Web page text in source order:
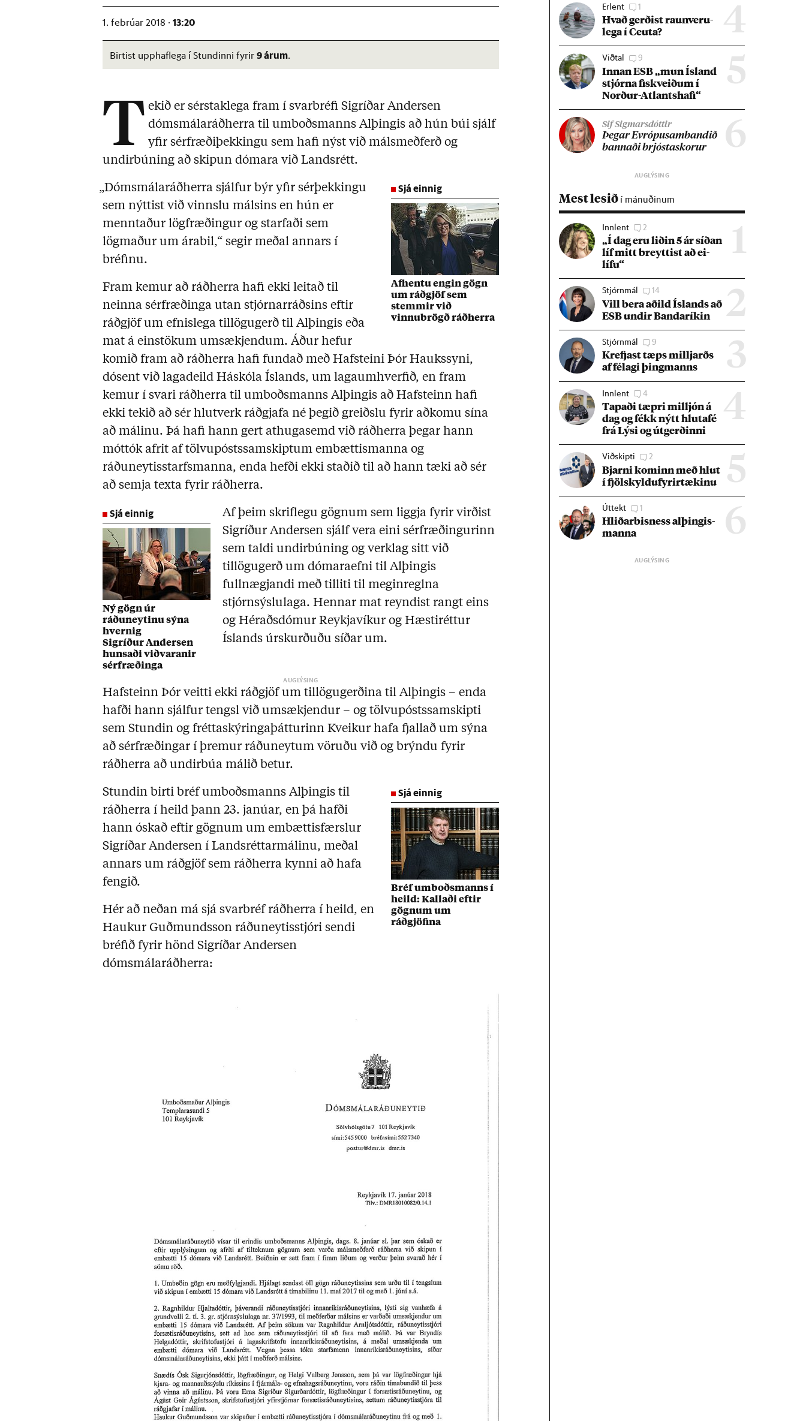
1. febrúar 2018 ·13:20
Birtist upphaflega í Stundinni fyrir9 árum.
T ekið er sérstaklega fram í svarbréfi Sigríðar Andersen
dómsmálaráðherra til umboðsmanns Alþingis að hún búi sjálf
yfir sérfræðiþekkingu sem hafi nýst við málsmeðferð og
undirbúning að skipun dómara við Landsrétt.
Sjá einnig
Afhentu engin gögn
um ráðgjöf sem
stemmir við
vinnubrögð ráðherra
„Dómsmálaráðherra sjálfur býr yfir sérþekkingu
sem nýttist við vinnslu málsins en hún er
menntaður lögfræðingur og starfaði sem
lögmaður um árabil,“ segir meðal annars í
bréfinu.
Fram kemur að ráðherra hafi ekki leitað til
neinna sérfræðinga utan stjórnarráðsins eftir
ráðgjöf um efnislega tillögugerð til Alþingis eða
mat á einstökum umsækjendum. Áður hefur
komið fram að ráðherra hafi fundað með Hafsteini Þór Haukssyni,
dósent við lagadeild Háskóla Íslands, um lagaumhverfið, en fram
kemur í svari ráðherra til umboðsmanns Alþingis að Hafsteinn hafi
ekki tekið að sér hlutverk ráðgjafa né þegið greiðslu fyrir aðkomu sína
að málinu. Þá hafi hann gert athugasemd við ráðherra þegar hann
móttók afrit af tölvupóstssamskiptum embættismanna og
ráðuneytisstarfsmanna, enda hefði ekki staðið til að hann tæki að sér
að semja texta fyrir ráðherra.
Sjá einnig
Ný gögn úr
ráðuneytinu sýna
hvernig
Sigríður Andersen
hunsaði viðvaranir
sérfræðinga
Af þeim skriflegu gögnum sem liggja fyrir virðist
Sigríður Andersen sjálf vera eini sérfræðingurinn
sem taldi undirbúning og verklag sitt við
tillögugerð um dómaraefni til Alþingis
fullnægjandi með tilliti til meginreglna
stjórnsýslulaga. Hennar mat reyndist rangt eins
og Héraðsdómur Reykjavíkur og Hæstiréttur
Íslands úrskurðuðu síðar um.
Hafsteinn Þór veitti ekki ráðgjöf um tillögugerðina til Alþingis – enda
hafði hann sjálfur tengsl við umsækjendur – og tölvupóstssamskipti
sem Stundin og fréttaskýringaþátturinn Kveikur hafa fjallað um sýna
að sérfræðingar í þremur ráðuneytum vöruðu við og brýndu fyrir
ráðherra að undirbúa málið betur.
Sjá einnig
Bréf umboðsmanns í
heild: Kallaði eftir
gögnum um
ráðgjöfina
Stundin birti bréf umboðsmanns Alþingis til
ráðherra í heild þann 23. janúar, en þá hafði
hann óskað eftir gögnum um embættisfærslur
Sigríðar Andersen í Landsréttarmálinu, meðal
annars um ráðgjöf sem ráðherra kynni að hafa
fengið.
Hér að neðan má sjá svarbréf ráðherra í heild, en
Haukur Guðmundsson ráðuneytisstjóri sendi
bréfið fyrir hönd Sigríðar Andersen
dómsmálaráðherra:
4
Erlent 1
Hvað gerð­ist raun­veru­
lega í Ceuta?
5
Viðtal 9
Inn­an ESB „mun Ís­land
stjórna fisk­veið­um í
Norð­ur-Atlants­hafi“
6
Sif Sigmarsdóttir
Þeg­ar Evr­ópu­sam­band­ið
bann­aði brjósta­skor­ur
Mest lesið í mánuðinum
1
Innlent 2
„Í dag eru lið­in 5 ár síð­an
líf mitt breytt­ist að ei­
lífu“
2
Stjórnmál 14
Vill bera að­ild Ís­lands að
ESB und­ir Banda­rík­in
3
Stjórnmál 9
Krefjast tæps millj­arðs
af fé­lagi þing­manns
4
Innlent 4
Tap­aði tæpri millj­ón á
dag og fékk nýtt hluta­fé
frá Lýsi og út­gerð­inni
5
Viðskipti 2
Bjarni kom­inn með hlut
í fjöl­skyldu­fyr­ir­tæk­inu
6
Úttekt 1
Hlið­ar­bis­ness al­þing­is­
manna